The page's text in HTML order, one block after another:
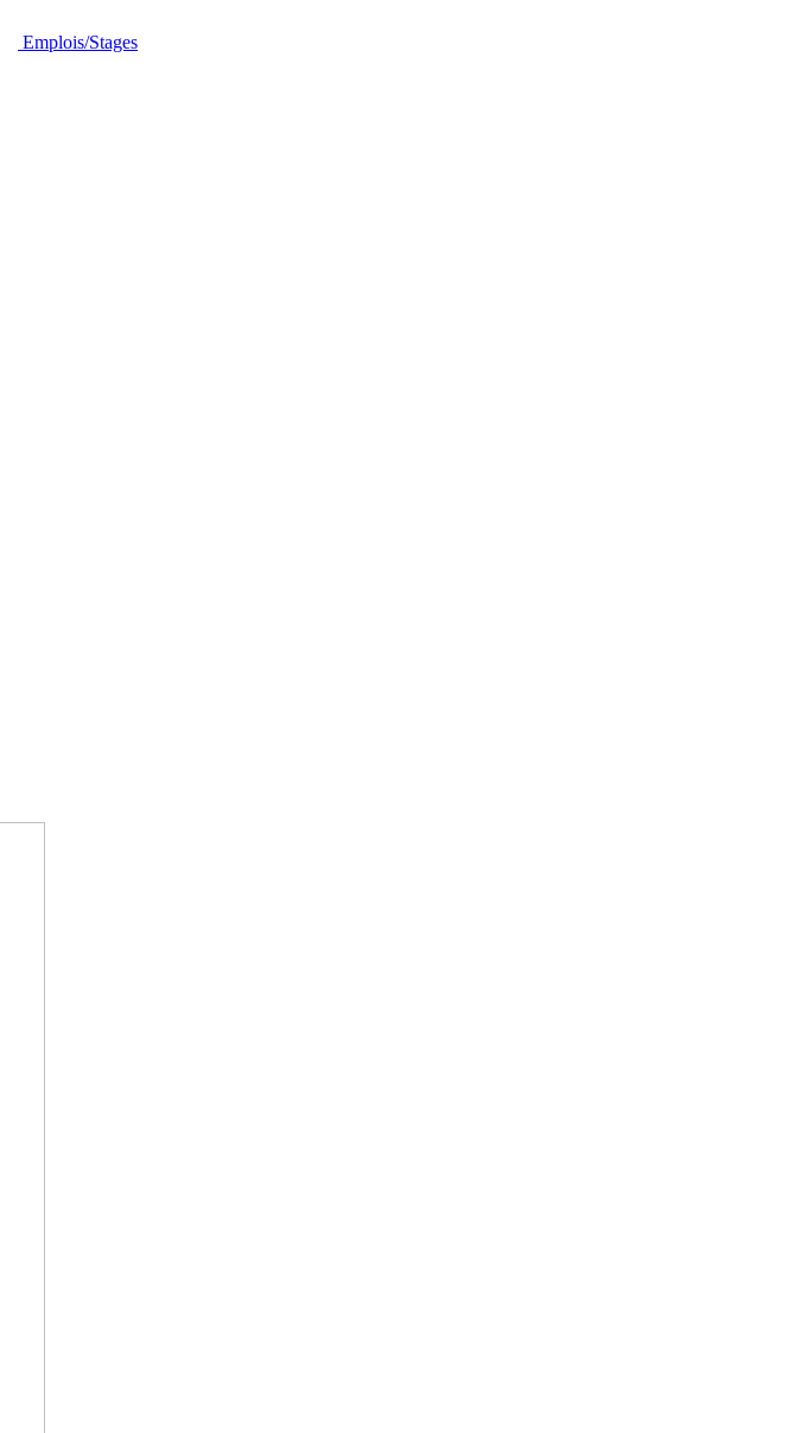
Emplois/Stages